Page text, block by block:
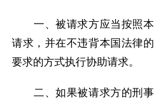
一、被请求方应当按照本
请求，并在不违背本国法律
要求的方式执行协助请求。
二、如果被请求方的刑事